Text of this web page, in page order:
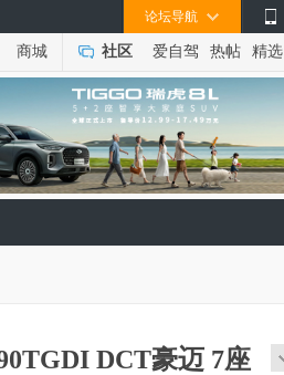
论坛导航
商城 社区 爱自驾 热帖 精选
DCT豪迈 7座